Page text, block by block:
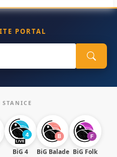
PORTAL
BiG 4 BiG Balade BiG Folk